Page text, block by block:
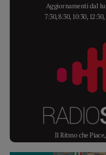
Aggiornamenti dal
7:30, 8:30, 10:30,
Il Ritmo che